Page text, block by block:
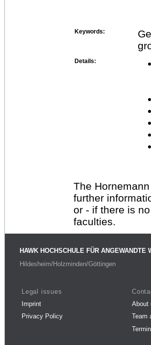
Keywords:
Details:
The
further
or - if there is
faculties.
HAWK HOCHSCHULE FÜR ANGEWANDTE
Hildesheim/Holzminden/Göttingen
Legal issues
Imprint
Privacy Policy
About
Team